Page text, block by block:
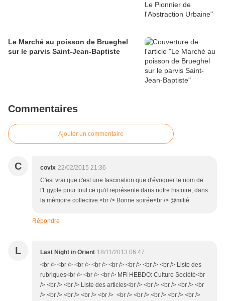
​Le Marché au poisson de Brueghel
sur le parvis Saint-Jean-Baptiste
Commentaires
Ajouter un commentaire
C covix 22/02/2015 21:36
C'est vrai que c'est une fascination que d'évoquer le nom de
l'Egypte pour tout ce qu'il représente dans notre histoire, dans
la mémoire collective.<br /> Bonne soirée<br /> @mitié
Répondre
L Last Night in Orient 18/11/2013 06:47
<br /> <br /> <br /> <br /> <br /> <br /> <br /> <br /> Liste des
rubriques<br /> <br /> <br /> MFI HEBDO: Culture Société<br
/> <br /> <br /> Liste des articles<br /> <br /> <br /> <br /> <br
/> <br /> <br /> <br /> <br /> <br /> <br /> <br /> <br /> <br />